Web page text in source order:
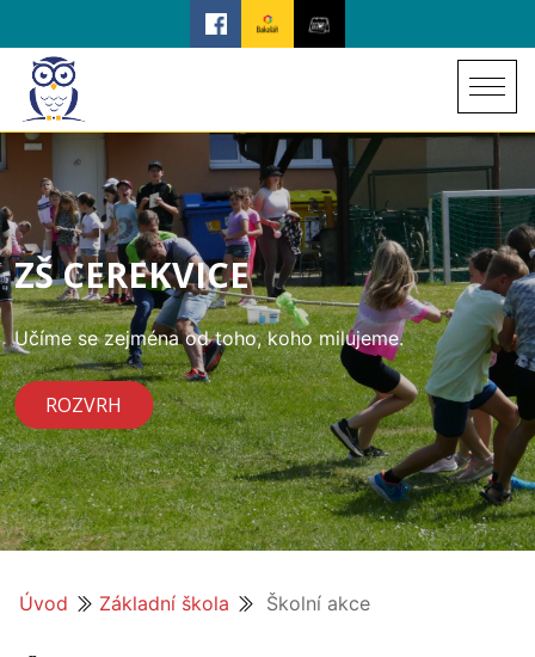
ZŠ CEREKVICE
Učíme se zejména od toho, koho milujeme.
ROZVRH
Úvod Základní škola Školní akce